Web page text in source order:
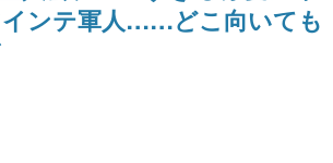
に訊く
のデジタルゲーム市場を担う若きクリエイター達
い、彼らのルーツと情熱を探っていきます。
インテ軍人……どこ向いても